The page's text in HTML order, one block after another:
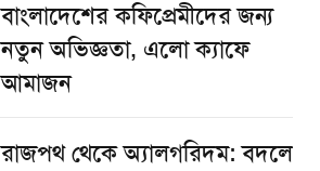
বাংলাদেশের কফিপ্রেমীদের জন্য
নতুন অভিজ্ঞতা, এলো ক্যাফে
আমাজন
রাজপথ থেকে অ্যালগরিদম: বদলে